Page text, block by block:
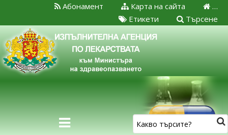
…
Карта на сайта
Абонамент
Търсене
Етикети